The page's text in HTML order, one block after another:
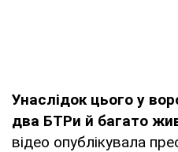
Унаслідок цього у
два БТРи й багато
відео опублікувала